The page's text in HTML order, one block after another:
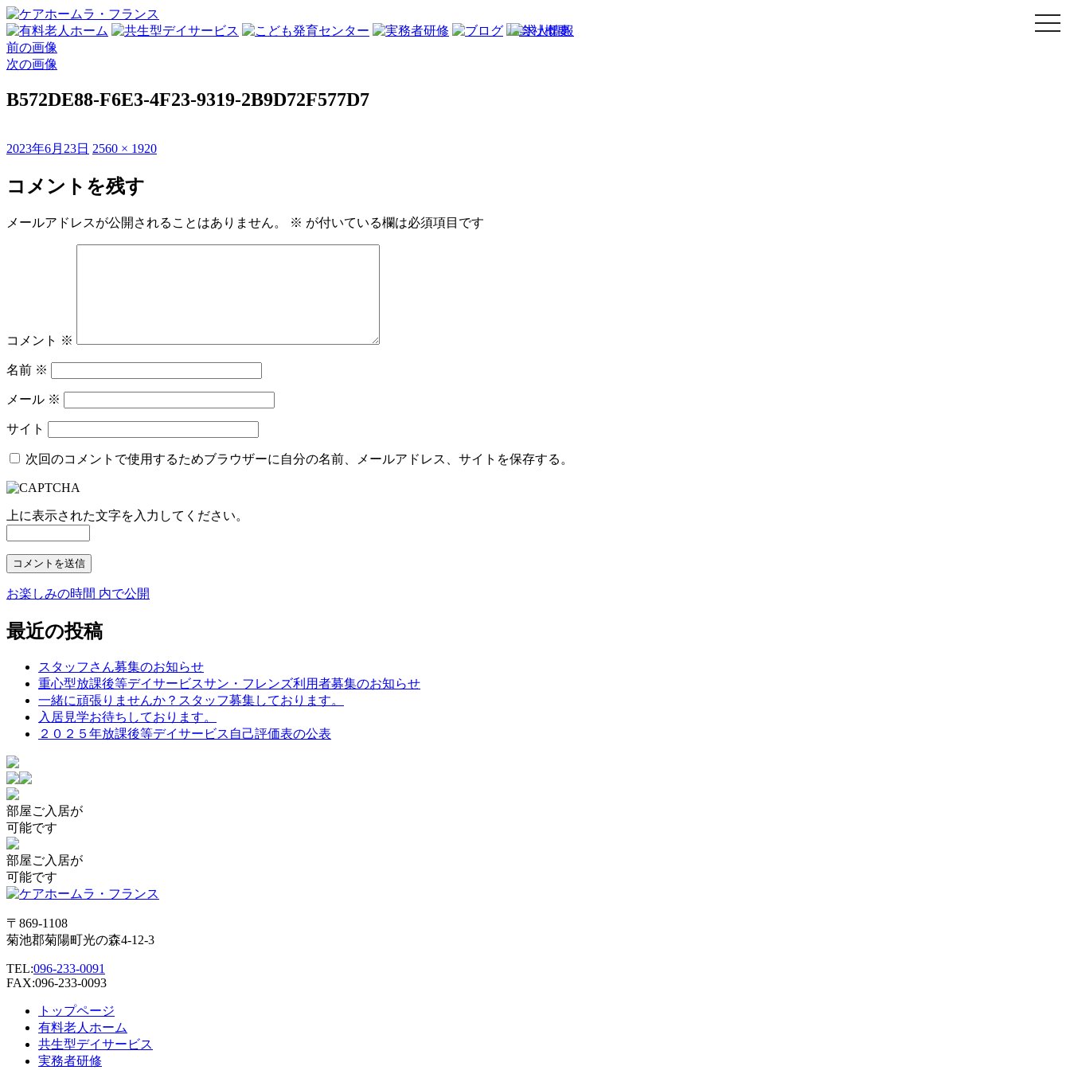
前の画像
次の画像
B572DE88-F6E3-4F23-9319-2B9D72F577D7
投
日:
2023年6月23日 フ
サ
イ
2560 × 1920
コメントを残す
メールアドレスが公開されることはありません。 ※ が付いている欄は必須項目です
コメント ※
名前 ※
メール ※
サイト
次回のコメントで使用するためブラウザーに自分の名前、メールアドレス、サイトを保存する。
上に表示された文字を入力してください。
投
稿
シ
ョ
ン
お楽しみの時間 内で公開
最近の投稿
スタッフさん募集のお知らせ
重心型放課後等デイサービスサン・フレンズ利用者募集のお知らせ
一緒に頑張りませんか？スタッフ募集しております。
入居見学お待ちしております。
２０２５年放課後等デイサービス自己評価表の公表
部屋ご入居が
可能です
部屋ご入居が
可能です
〒869-1108
菊池郡菊陽町光の森4-12-3
TEL:096-233-0091
FAX:096-233-0093
トップページ
有料老人ホーム
共生型デイサービス
実務者研修